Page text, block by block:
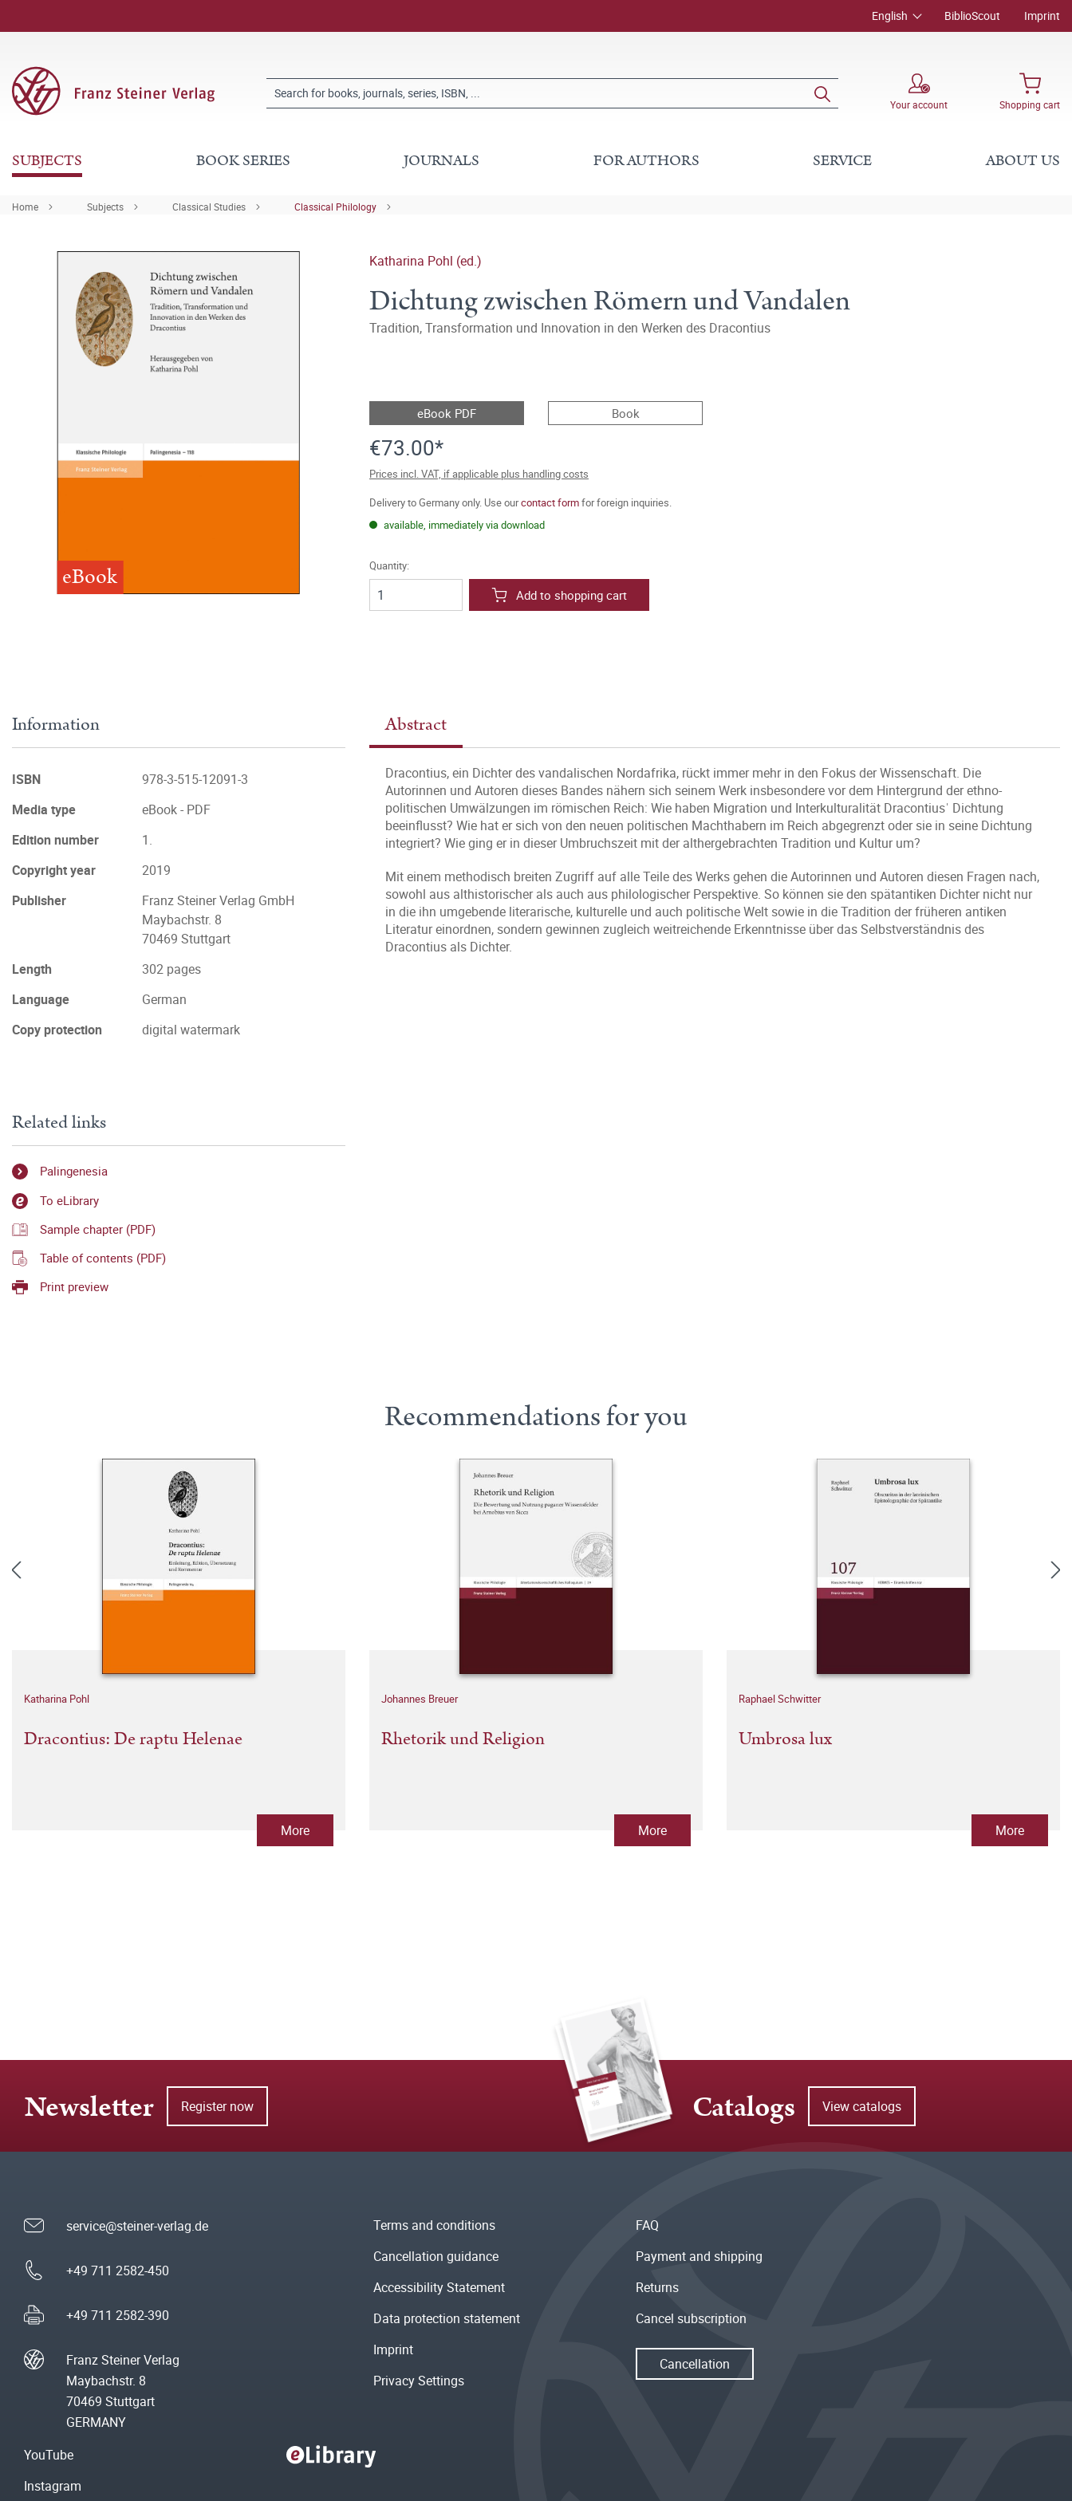
English BiblioScout Imprint
Your account Shopping cart
SUBJECTS BOOK SERIES JOURNALS FOR AUTHORS SERVICE ABOUT US
Home Subjects Classical Studies Classical Philology
eBook
Katharina Pohl (ed.)
Dichtung zwischen Römern und Vandalen
Tradition, Transformation und Innovation in den Werken des Dracontius
eBook PDF Book
€73.00*
Prices incl. VAT, if applicable plus handling costs
Delivery to Germany only. Use ourcontact formfor foreign inquiries.
available, immediately via download
Quantity:
Add to shopping cart
Abstract
Dracontius, ein Dichter des vandalischen Nordafrika, rückt immer mehr in den Fokus der Wissenschaft. Die
Autorinnen und Autoren dieses Bandes nähern sich seinem Werk insbesondere vor dem Hintergrund der ethno-
politischen Umwälzungen im römischen Reich: Wie haben Migration und Interkulturalität Dracontiusˈ Dichtung
beeinflusst? Wie hat er sich von den neuen politischen Machthabern im Reich abgegrenzt oder sie in seine Dichtung
integriert? Wie ging er in dieser Umbruchszeit mit der althergebrachten Tradition und Kultur um?
Mit einem methodisch breiten Zugriff auf alle Teile des Werks gehen die Autorinnen und Autoren diesen Fragen nach,
sowohl aus althistorischer als auch aus philologischer Perspektive. So können sie den spätantiken Dichter nicht nur
in die ihn umgebende literarische, kulturelle und auch politische Welt sowie in die Tradition der früheren antiken
Literatur einordnen, sondern gewinnen zugleich weitreichende Erkenntnisse über das Selbstverständnis des
Dracontius als Dichter.
Information
ISBN
978-3-515-12091-3
Media type
eBook - PDF
Edition number
1.
Copyright year
2019
Publisher
Franz Steiner Verlag GmbH
Maybachstr. 8
70469 Stuttgart
Length
302 pages
Language
German
Copy protection
digital watermark
Related links
Palingenesia
To eLibrary
Sample chapter (PDF)
Table of contents (PDF)
Print preview
Recommendations for you
Katharina Pohl
Dracontius: De raptu Helenae
More
Johannes Breuer
Rhetorik und Religion
More
Raphael Schwitter
Umbrosa lux
More
Newsletter Register now Catalogs View catalogs
service@steiner-verlag.de
+49 711 2582-450
+49 711 2582-390
Franz Steiner Verlag
Maybachstr. 8
70469 Stuttgart
GERMANY
Terms and conditions
Cancellation guidance
Accessibility Statement
Data protection statement
Imprint
Privacy Settings
FAQ
Payment and shipping
Returns
Cancel subscription
Cancellation
YouTube
Instagram